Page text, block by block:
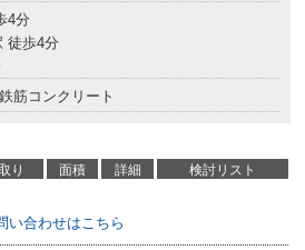
4分
徒歩4分
鉄筋コンクリート
り 面積 詳細 検討リスト
い合わせはこちら